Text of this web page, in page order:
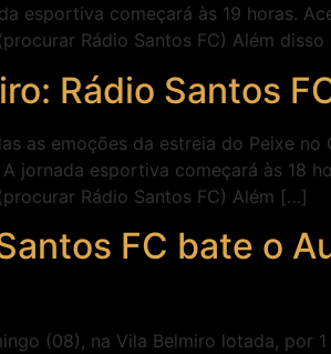
esportiva começará às 19 horas.
Rádio Santos FC) Além
Rádio Santos
as emoções da estreia do Peixe
jornada esportiva começará às 18
Rádio Santos FC) Além […]
FC bate o
(08), na Vila Belmiro lotada,